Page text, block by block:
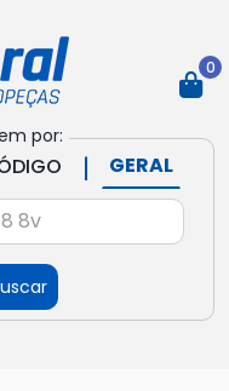
por:
| GERAL
0